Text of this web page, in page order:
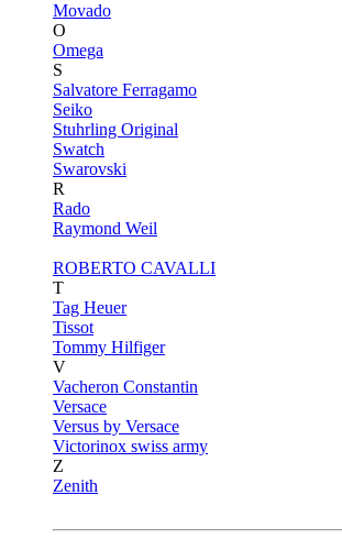
Movado
O
Omega
S
Salvatore Ferragamo
Seiko
Stuhrling Original
Swatch
Swarovski
R
Rado
Raymond Weil
ROBERTO CAVALLI
T
Tag Heuer
Tissot
Tommy Hilfiger
V
Vacheron Constantin
Versace
Versus by Versace
Victorinox swiss army
Z
Zenith